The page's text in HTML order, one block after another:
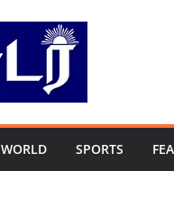
WORLD SPORTS